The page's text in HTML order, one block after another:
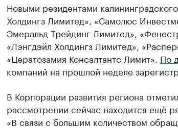
Новыми резидентами
Холдингз Лимитед», «Самолюс
Эмеральд Трейдинг Лимитед»,
«Лэнгдэйл Холдингз Лимитед»,
«Цератозамия Консалтантс Лимит». По
компаний на прошлой неделе
В Корпорации развития региона
рассмотрении сейчас находится ещё
«В связи с большим количеством